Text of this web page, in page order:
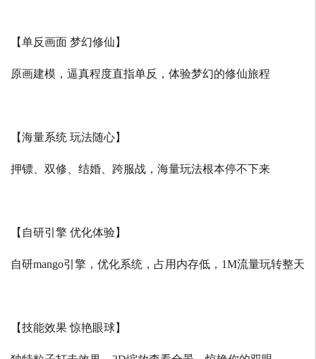
【单反画面 梦幻修仙】
原画建模，逼真程度直指单反，体验梦幻的修仙旅程
【海量系统 玩法随心】
押镖、双修、结婚、跨服战，海量玩法根本停不下来
【自研引擎 优化体验】
自研mango引擎，优化系统，占用内存低， 1M流量玩转整天
【技能效果 惊艳眼球】